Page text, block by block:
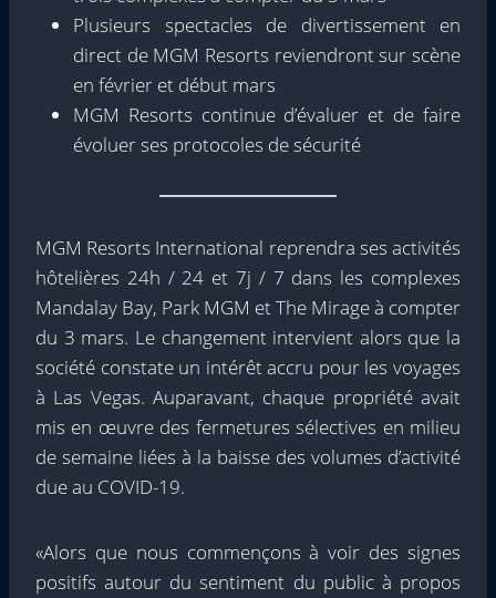
Plusieurs spectacles de divertissement en
direct de MGM Resorts reviendront sur scène
en février et début mars
MGM Resorts continue d’évaluer et de faire
évoluer ses protocoles de sécurité
MGM Resorts International reprendra ses activités
hôtelières 24h / 24 et 7j / 7 dans les complexes
Mandalay Bay, Park MGM et The Mirage à compter
du 3 mars. Le changement intervient alors que la
société constate un intérêt accru pour les voyages
à Las Vegas. Auparavant, chaque propriété avait
mis en œuvre des fermetures sélectives en milieu
de semaine liées à la baisse des volumes d’activité
due au COVID-19.
«Alors que nous commençons à voir des signes
positifs autour du sentiment du public à propos